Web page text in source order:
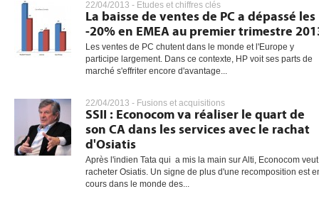
gratuite
22/04/2013 - Etudes et chiffres clés
La baisse de ventes de PC a dépassé les
-20% en EMEA au premier trimestre
Les ventes de PC chutent dans le monde et l'Europe y
participe largement. Dans ce contexte, HP voit ses parts de
marché s'effriter encore d'avantage...
22/04/2013 - Fusions et acquisitions
SSII : Econocom va réaliser le quart de
son CA dans les services avec le rachat
d'Osiatis
Après l'indien Tata qui a mis la main sur Alti, Econocom veut
racheter Osiatis. Un signe de plus d'une recomposition est
cours dans le monde des...